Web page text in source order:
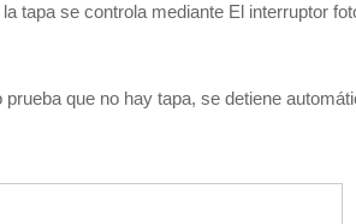
tapa se controla mediante El interruptor
que no hay tapa, se detiene